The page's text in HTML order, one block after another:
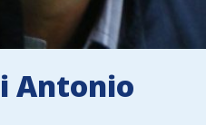
Antonio